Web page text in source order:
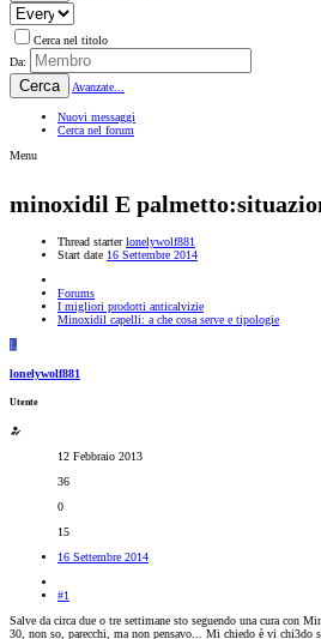
Cerca nel titolo
Da:
Cerca Avanzate...
Nuovi messaggi
Cerca nel forum
Menu
minoxidil E
Thread starter lonelywolf881
Start date 16 Settembre 2014
Forums
I migliori prodotti anticalvizie
Minoxidil capelli: a che cosa serve e tipologie
L
lonelywolf881
Utente
12 Febbraio 2013
36
0
15
16 Settembre 2014
#1
Salve da circa due o tre settimane sto seguendo una cura
30, non so, parecchi, ma non pensavo... Mi chiedo è vi chi3do